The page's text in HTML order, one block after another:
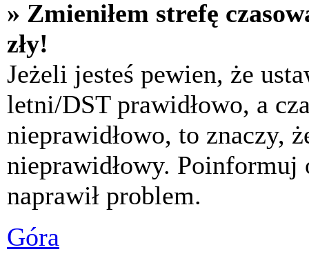
» Zmieniłem strefę
zły!
Jeżeli jesteś pewien, że
letni/DST prawidłowo, a
nieprawidłowo, to znaczy,
nieprawidłowy.
naprawił problem.
Góra